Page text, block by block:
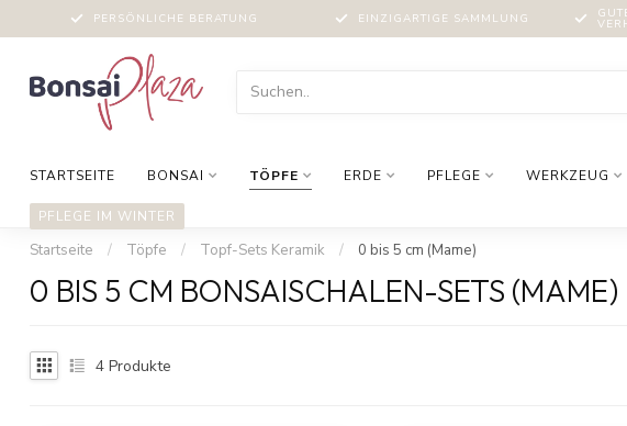
PERSÖNLICHE BERATUNG EINZIGARTIGE SAMMLUNG
STARTSEITE BONSAI TÖPFE ERDE PFLEGE WERKZEUG
PFLEGE IM WINTER
Startseite / Töpfe / Topf-Sets Keramik / 0 bis 5 cm (Mame)
0 BIS 5 CM BONSAISCHALEN-SETS (MAME)
4 Produkte